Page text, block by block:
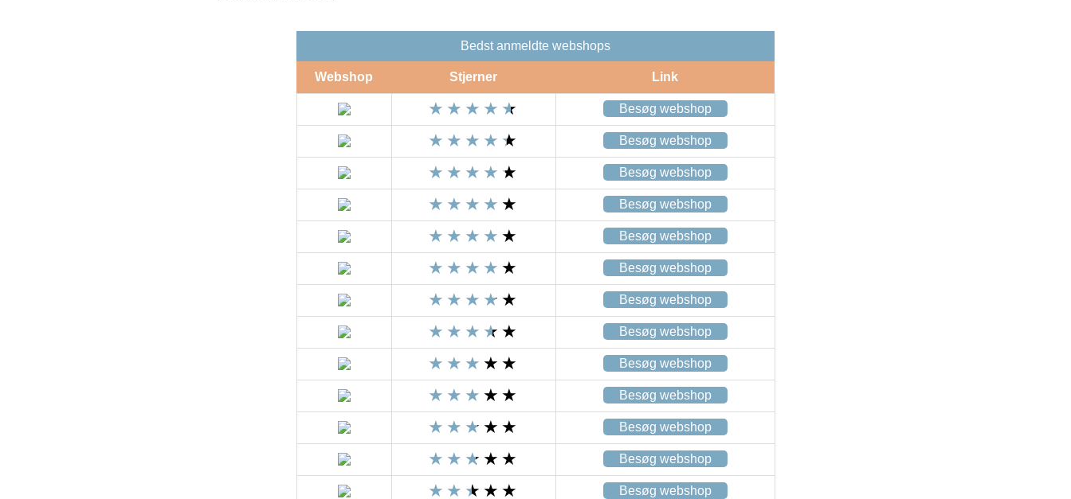
Bedst anmeldte webshops
Webshop Stjerner Link
Besøg webshop
Besøg webshop
Besøg webshop
Besøg webshop
Besøg webshop
Besøg webshop
Besøg webshop
Besøg webshop
Besøg webshop
Besøg webshop
Besøg webshop
Besøg webshop
Besøg webshop